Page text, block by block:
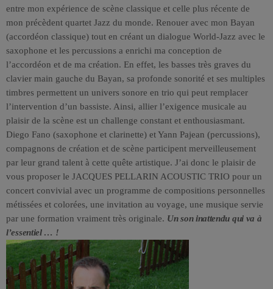
entre mon expérience de scène classique et celle plus récente de
mon précèdent quartet Jazz du monde. Renouer avec mon Bayan
(accordéon classique) tout en créant un dialogue World-Jazz avec le
saxophone et les percussions a enrichi ma conception de
l’accordéon et de ma création. En effet, les basses très graves du
clavier main gauche du Bayan, sa profonde sonorité et ses multiples
timbres permettent un univers sonore en trio qui peut remplacer
l’intervention d’un bassiste. Ainsi, allier l’exigence musicale au
plaisir de la scène est un challenge constant et enthousiasmant.
Diego Fano (saxophone et clarinette) et Yann Pajean (percussions),
compagnons de création et de scène participent merveilleusement
par leur grand talent à cette quête artistique. J’ai donc le plaisir de
vous proposer le JACQUES PELLARIN ACOUSTIC TRIO pour un
concert convivial avec un programme de compositions personnelles
métissées et colorées, une invitation au voyage, une musique servie
par une formation vraiment très originale. Un son inattendu qui va à
l’essentiel … !